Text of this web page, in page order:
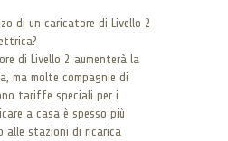
di un caricatore di Livello 2
di Livello 2 aumenterà la
ma molte compagnie di
tariffe speciali per i
a casa è spesso più
alle stazioni di ricarica